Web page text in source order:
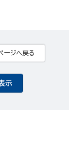
ージへ戻る
示